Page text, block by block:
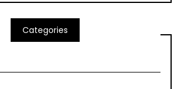
Categories